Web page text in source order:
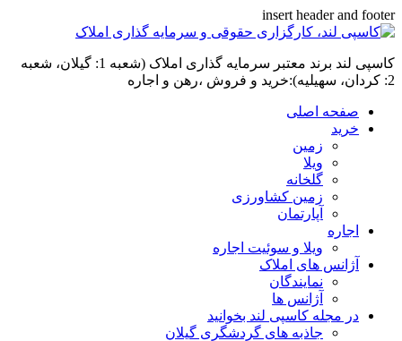
insert header and footer
کاسپی لند برند معتبر سرمایه گذاری املاک (شعبه 1: گیلان، شعبه
2: کردان، سهیلیه):خرید و فروش ،رهن و اجاره
صفحه اصلی
خرید
زمین
ویلا
گلخانه
زمین کشاورزی
آپارتمان
اجاره
ویلا و سوئیت اجاره
آژانس های املاک
نمایندگان
آژانس ها
در مجله کاسپی لند بخوانید
جاذبه های گردشگری گیلان